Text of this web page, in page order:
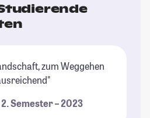
zum Weggehen
Semester – 2023